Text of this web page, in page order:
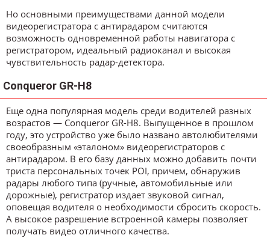
Но основными преимуществами данной модели
видеорегистратора с антирадаром считаются
возможность одновременной работы навигатора с
регистратором, идеальный радиоканал и высокая
чувствительность радар-детектора.
Conqueror GR-H8
Еще одна популярная модель среди водителей разных
возрастов — Conqueror GR-H8. Выпущенное в прошлом
году, это устройство уже было названо автолюбителями
своеобразным «эталоном» видеорегистраторов с
антирадаром. В его базу данных можно добавить почти
триста персональных точек POI, причем, обнаружив
радары любого типа (ручные, автомобильные или
дорожные), регистратор издает звуковой сигнал,
оповещая водителя о необходимости сбросить скорость.
А высокое разрешение встроенной камеры позволяет
получать видео отличного качества.